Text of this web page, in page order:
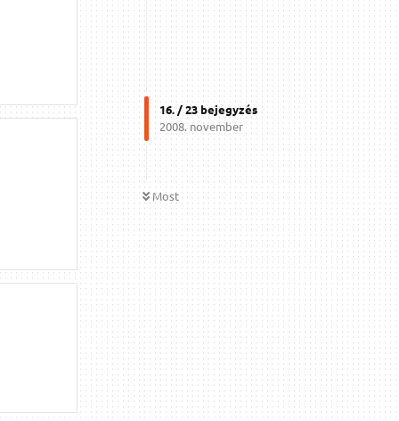
16. /23bejegyzés
2008. november
Most